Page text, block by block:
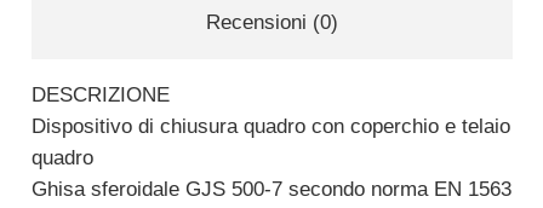
Recensioni (0)
DESCRIZIONE
Dispositivo di chiusura quadro con coperchio e telaio
quadro
Ghisa sferoidale GJS 500-7 secondo norma EN 1563